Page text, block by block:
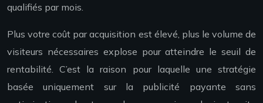
qualifiés par mois.
Plus votre coût par acquisition est élevé, plus le volume de
visiteurs nécessaires explose pour atteindre le seuil de
rentabilité. C’est la raison pour laquelle une stratégie
basée uniquement sur la publicité payante sans